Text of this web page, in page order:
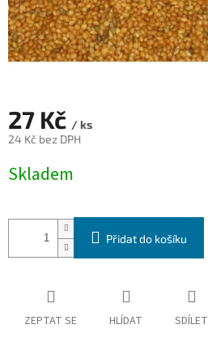
27 Kč / ks
24 Kč bez DPH
cena:
Skladem
Přidat do košíku
ZEPTAT SE HLÍDAT SDÍLET